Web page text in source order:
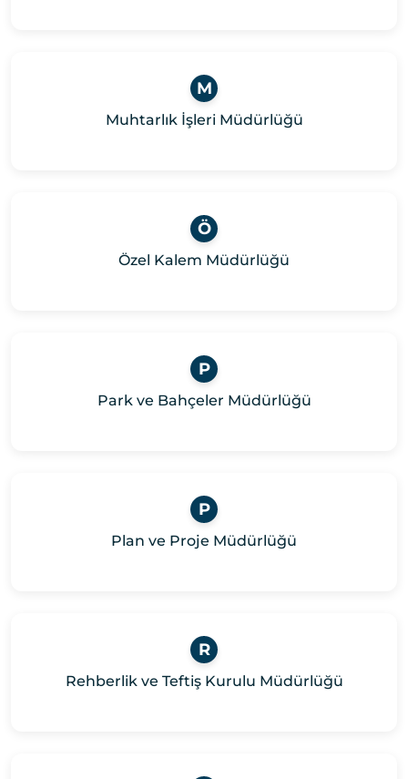
M
Muhtarlık İşleri Müdürlüğü
Ö
Özel Kalem Müdürlüğü
P
Park ve Bahçeler Müdürlüğü
P
Plan ve Proje Müdürlüğü
R
Rehberlik ve Teftiş Kurulu Müdürlüğü